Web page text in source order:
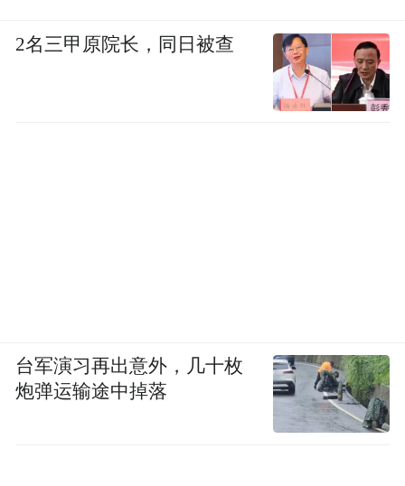
2名三甲原院长，同日被查
台军演习再出意外，几十枚
炮弹运输途中掉落